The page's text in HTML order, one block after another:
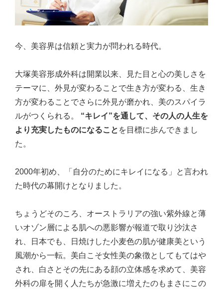
今、美容界は信頼と実力が問われる時代。
大塚美容形成外科は開業以来、見た目と心の美しさを
テーマに、外見が変わることで生き方が変わる、生き
方が変わることでさらに外見が磨かれ、美のスパイラ
ルがつくられる。 “キレイ”を通して、その人の人生を
より充実したものになること を目標に歩んできまし
た。
2000年初め、「自分のためにキレイになる」と言われ
た時代の幕開けとなりました。
ちょうどそのころ、オーストラリアの強い紫外線と薄
いオゾン層による肌への悪影響が報道で取り沙汰さ
れ、日本でも、日焼けした小麦色の肌が健康美という
風潮から一転。美白こそ女性美の象徴としてもてはや
され、白さとその先にある顔の立体感を求めて、美容
外科の扉を開く人たちが急激に増えたのもまさにこの